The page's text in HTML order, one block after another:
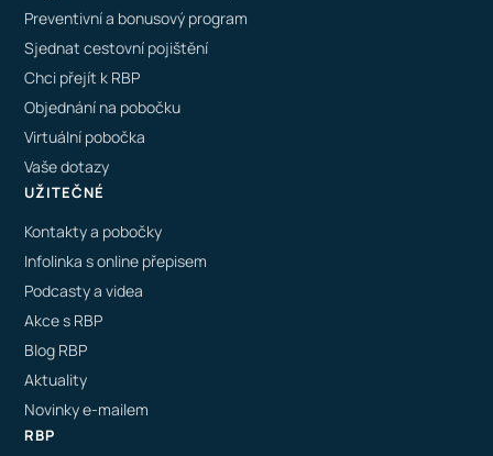
Preventivní a bonusový program
Sjednat cestovní pojištění
Chci přejít k RBP
Objednání na pobočku
Virtuální pobočka
Vaše dotazy
UŽITEČNÉ
Kontakty a pobočky
Infolinka s online přepisem
Podcasty a videa
Akce s RBP
Blog RBP
Aktuality
Novinky e-mailem
RBP